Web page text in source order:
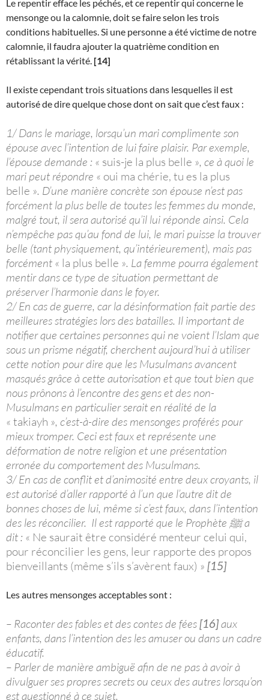
Le repentir efface les péchés, et ce repentir qui concerne le
mensonge ou la calomnie, doit se faire selon les trois
conditions habituelles. Si une personne a été victime de notre
calomnie, il faudra ajouter la quatrième condition en
rétablissant la vérité. [14]
Il existe cependant trois situations dans lesquelles il est
autorisé de dire quelque chose dont on sait que c’est faux :
1/ Dans le mariage, lorsqu’un mari complimente son
épouse avec l’intention de lui faire plaisir. Par exemple,
l’épouse demande : « suis-je la plus belle », ce à quoi le
mari peut répondre « oui ma chérie, tu es la plus
belle ». D’une manière concrète son épouse n’est pas
forcément la plus belle de toutes les femmes du monde,
malgré tout, il sera autorisé qu’il lui réponde ainsi. Cela
n’empêche pas qu’au fond de lui, le mari puisse la trouver
belle (tant physiquement, qu’intérieurement), mais pas
forcément « la plus belle ». La femme pourra également
mentir dans ce type de situation permettant de
préserver l’harmonie dans le foyer.
2/ En cas de guerre, car la désinformation fait partie des
meilleures stratégies lors des batailles. Il important de
notifier que certaines personnes qui ne voient l’Islam que
sous un prisme négatif, cherchent aujourd’hui à utiliser
cette notion pour dire que les Musulmans avancent
masqués grâce à cette autorisation et que tout bien que
nous prônons à l’encontre des gens et des non-
Musulmans en particulier serait en réalité de la
« takiayh », c’est-à-dire des mensonges proférés pour
mieux tromper. Ceci est faux et représente une
déformation de notre religion et une présentation
erronée du comportement des Musulmans.
3/ En cas de conflit et d’animosité entre deux croyants, il
est autorisé d’aller rapporté à l’un que l’autre dit de
bonnes choses de lui, même si c’est faux, dans l’intention
des les réconcilier. Il est rapporté que le Prophète ﷺ a
dit : « Ne saurait être considéré menteur celui qui,
pour réconcilier les gens, leur rapporte des propos
bienveillants (même s’ils s’avèrent faux) » [15]
Les autres mensonges acceptables sont :
– Raconter des fables et des contes de fées [16]aux
enfants, dans l’intention des les amuser ou dans un cadre
éducatif.
– Parler de manière ambiguë afin de ne pas à avoir à
divulguer ses propres secrets ou ceux des autres lorsqu’on
est questionné à ce sujet.